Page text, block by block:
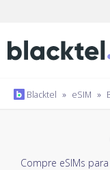
Blacktel » eSIM »
Compre eSIMs